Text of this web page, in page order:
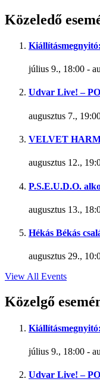
Közeledő
július 9., 18:00 -
Udvar Live! –
augusztus 7.,
VELVET
augusztus 12.,
P.S.E.U.D.O.
augusztus 13.,
Hékás Békás
augusztus 29.,
View All Events
Közelgő
július 9., 18:00 -
Udvar Live! –